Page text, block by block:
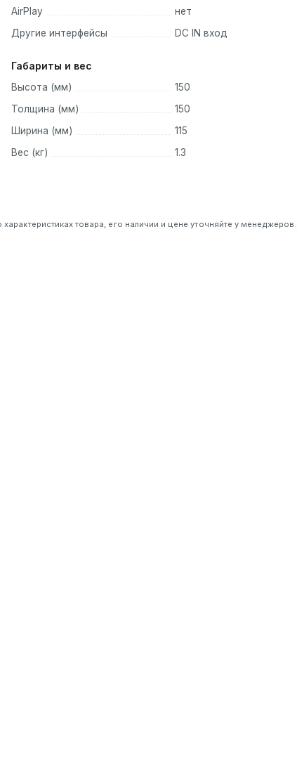
AirPlay
нет
Другие интерфейсы
DC IN вход
Габариты и вес
Высота (мм)
150
Толщина (мм)
150
Ширина (мм)
115
Вес (кг)
1.3
товара, его наличии и цене уточняйте у менеджеров.